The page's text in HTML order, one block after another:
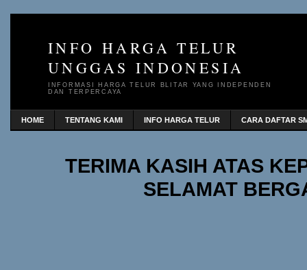
INFO HARGA TELUR
UNGGAS INDONESIA
INFORMASI HARGA TELUR BLITAR YANG INDEPENDEN
DAN TERPERCAYA
HOME TENTANG KAMI INFO HARGA TELUR CARA DAFTAR
TERIMA KASIH ATAS
SELAMAT